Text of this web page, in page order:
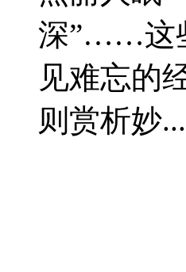
深”……这
见难忘的
则赏析妙...